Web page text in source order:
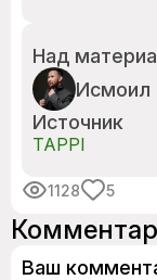
Над
Исмоил
Источник
TAPPI
1128 5
Ваш